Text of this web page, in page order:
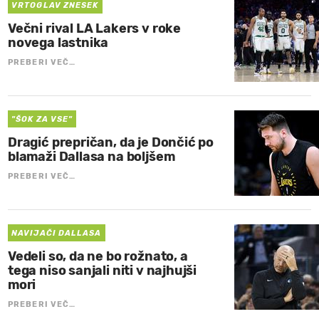
VRTOGLAV ZNESEK
Večni rival LA Lakers v roke
novega lastnika
PREBERI VEČ…
"ŠOK ZA VSE"
Dragić prepričan, da je Dončić po
blamaži Dallasa na boljšem
PREBERI VEČ…
NAVIJAČI DALLASA
Vedeli so, da ne bo rožnato, a
tega niso sanjali niti v najhujši
mori
PREBERI VEČ…